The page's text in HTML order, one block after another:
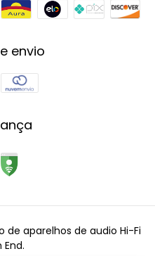
envio
aparelhos de audio Hi-Fi
End.